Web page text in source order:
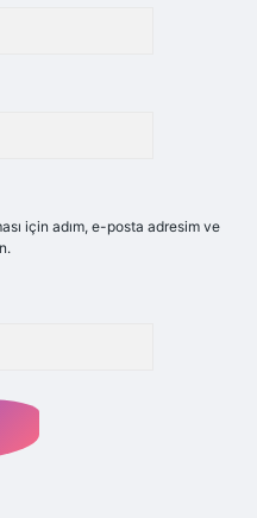
için adım, e-posta adresim ve